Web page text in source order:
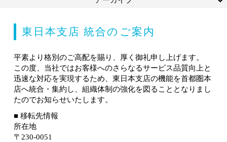
東日本支店 統合のご案内
平素より格別のご高配を賜り、厚く御礼申し上げます。
この度、当社ではお客様へのさらなるサービス品質向上と
迅速な対応を実現するため、東日本支店の機能を首都圏本
店へ統合・集約し、組織体制の強化を図ることとなりまし
たのでお知らせいたします。
■ 移転先情報
所在地
〒230-0051